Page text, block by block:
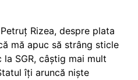
Rizea, despre plata
mă apuc să strâng sticle
la SGR, câștig mai mult
îți aruncă niște